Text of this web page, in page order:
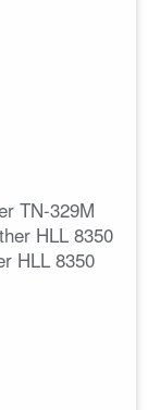
TN-329M
HLL 8350
HLL 8350